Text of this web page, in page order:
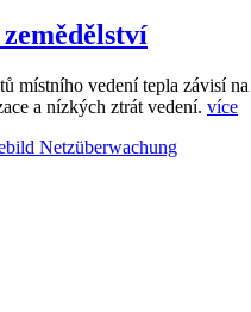
místního vedení tepla závisí
a nízkých ztrát vedení. více